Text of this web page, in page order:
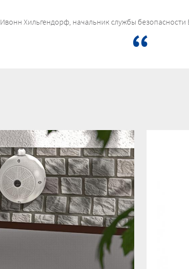
Ивонн Хильгендорф, начальник службы